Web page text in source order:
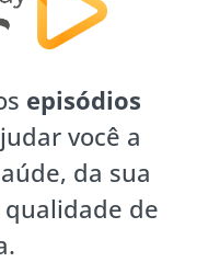
episódios
você a
da sua
de